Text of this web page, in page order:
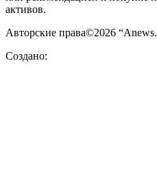
активов.
Авторские права©2026
Создано: